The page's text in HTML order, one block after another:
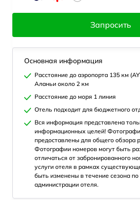
Запросить
Основная информация
Расстояние до аэропорта 135 км
Аланьи около 2 км
Расстояние до моря 1 линия
Отель подходит для бюджетного
Вся информация представлена
информационных целей!
предоставлены для общего обзора
Фотографии номеров могут быть
отличаться от забронированного
услуги отеля в рамках
быть изменены в течение сезона
администрации отеля.